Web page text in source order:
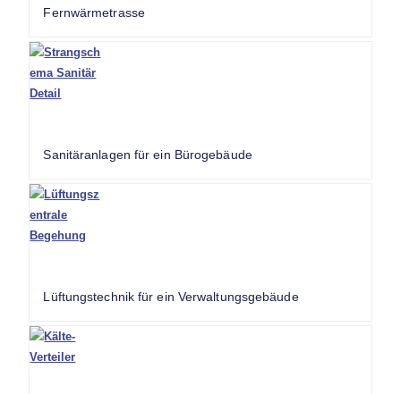
Fernwärmetrasse
Sanitäranlagen für ein Bürogebäude
Lüftungstechnik für ein Verwaltungsgebäude